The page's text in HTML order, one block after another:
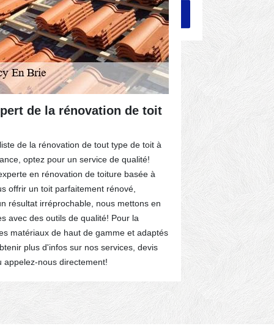
de la rénovation de toit
de la rénovation de tout type de toit à
optez pour un service de qualité!
en rénovation de toiture basée à
offrir un toit parfaitement rénové,
résultat irréprochable, nous mettons en
avec des outils de qualité! Pour la
matériaux de haut de gamme et adaptés
plus d'infos sur nos services, devis
appelez-nous directement!
Un
En Brie
Il est
des travaux
années
met au profit
prestations
en mesure